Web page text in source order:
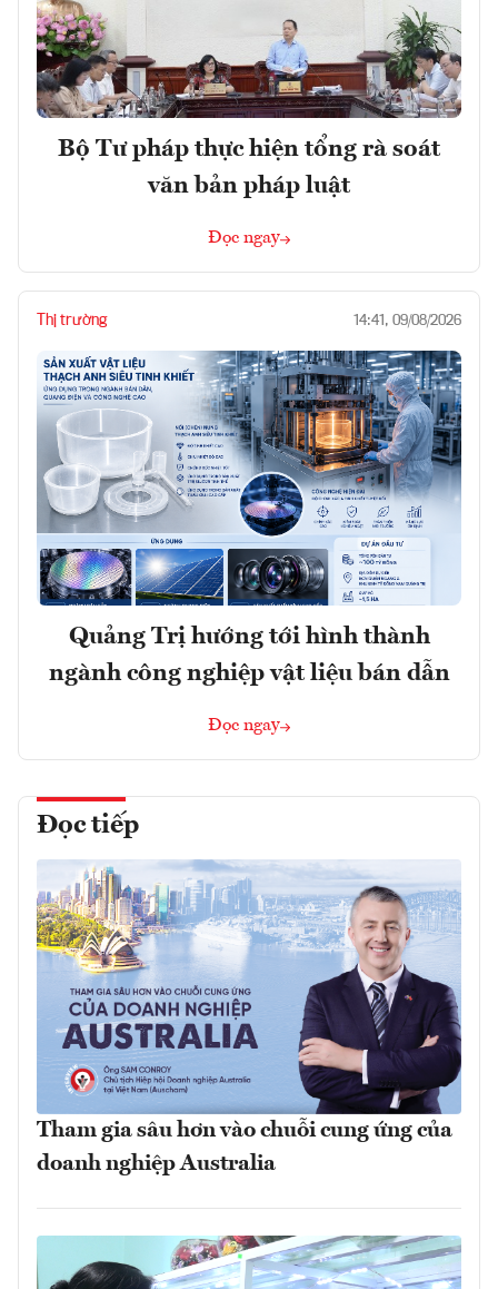
Bộ Tư pháp thực hiện tổng rà soát
văn bản pháp luật
Đọc ngay
Thị trường 14:41, 09/08/2026
Quảng Trị hướng tới hình thành
ngành công nghiệp vật liệu bán dẫn
Đọc ngay
Đọc tiếp
Tham gia sâu hơn vào chuỗi cung ứng của
doanh nghiệp Australia